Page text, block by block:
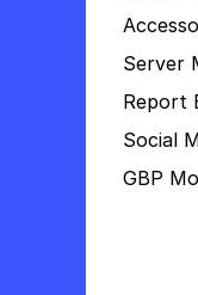
Server
Report
Social
GBP